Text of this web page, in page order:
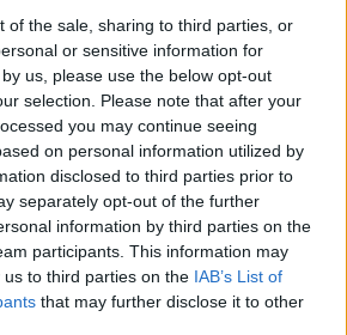
of the sale, sharing to third parties, or
or sensitive information for
us, please use the below opt-out
selection. Please note that after your
you may continue seeing
on personal information utilized by
disclosed to third parties prior to
separately opt-out of the further
information by third parties on the
participants. This information may
to third parties on the IAB’s List of
that may further disclose it to other
azért ment oda, hogy élő
a csalást (ti. hogy azt állítják,
látunk), akkor minden
Ha csak később teszi meg, akkor
súlyos, és minden bizonnyal
majd..